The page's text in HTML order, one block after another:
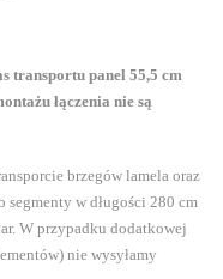
transportu panel 55,5 cm
łączenia nie są
brzegów lamela oraz
w długości 280 cm
W przypadku dodatkowej
nie wysyłamy